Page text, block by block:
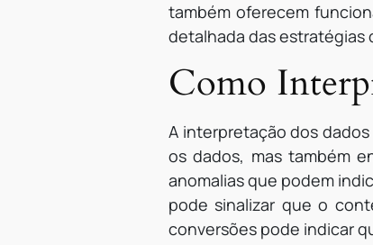
também oferecem
detalhada das estratégias
Como
A interpretação dos
os dados, mas também
anomalias que podem
pode sinalizar que o
conversões pode indicar